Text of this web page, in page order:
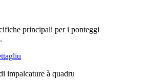
principali per i ponteggi